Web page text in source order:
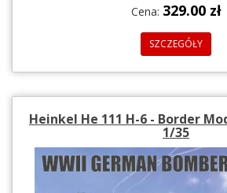
Cena: 329.00 zł
SZCZEGÓŁY
Heinkel He 111 H-6 - Border
1/35